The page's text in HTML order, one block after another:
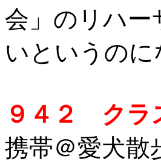
会」のリハ
いというの
９４２ クラ
携帯＠愛犬